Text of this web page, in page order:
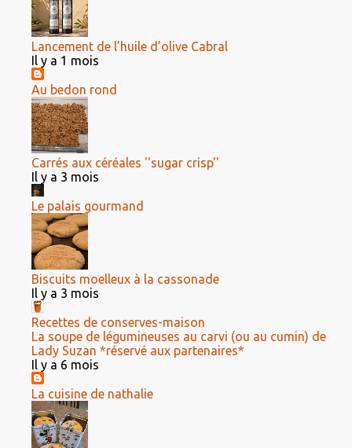
Lancement de l’huile d’olive Cabral
Il y a 1 mois
Au bedon rond
Carrés aux céréales ''sugar crisp''
Il y a 3 mois
Le palais gourmand
Biscuits moelleux à la cassonade
Il y a 3 mois
Recettes de conserves-maison
La soupe de légumineuses au carvi (ou au cumin) de
Lady Suzan *réservé aux partenaires*
Il y a 6 mois
La cuisine de nathalie